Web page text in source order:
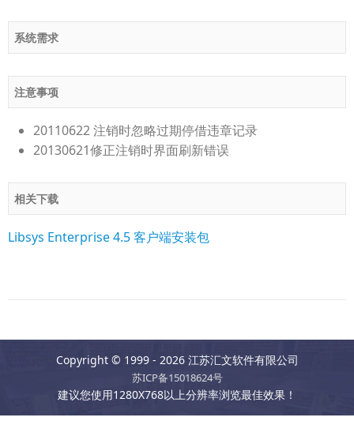
系统需求
注意事项
20110622 注销时忽略过期停借违章记录
20130621修正注销时界面刷新错误
相关下载
Libsys Enterprise 4.5 客户端安装包
Copyright © 1999 - 2026 江苏汇文软件有限公司
苏ICP备15018624号
建议您使用1280X768以上分辨率浏览最佳效果！